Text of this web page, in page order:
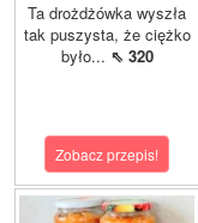
Ta drożdżówka wyszła
tak puszysta, że ciężko
było... ⇖ 320
Zobacz przepis!